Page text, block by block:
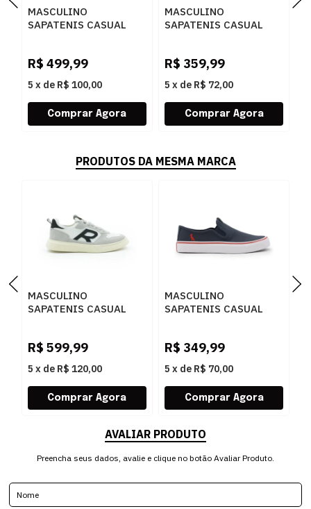
MASCULINO
SAPATENIS CASUAL
R$ 499,99
5 x de R$ 100,00
MASCULINO
SAPATENIS CASUAL
PRETO
R$ 359,99
5 x de R$ 72,00
PRODUTOS DA MESMA MARCA
MASCULINO
SAPATENIS CASUAL
R$ 599,99
5 x de R$ 120,00
MASCULINO
SAPATENIS CASUAL
R$ 349,99
5 x de R$ 70,00
AVALIAR PRODUTO
Preencha seus dados, avalie e clique no botão Avaliar Produto.